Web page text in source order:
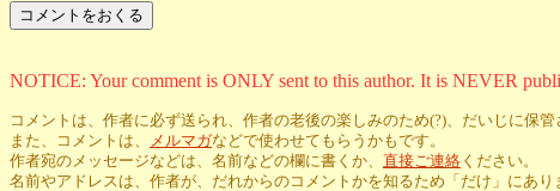
NOTICE: Your comment is ONLY sent to this author. It is NEVER
コメントは、作者に必ず送られ、作者の老後の楽しみのため(?)、だいじに保管
また、コメントは、
メルマガなどで使わせてもらうかもです。
作者宛のメッセージなどは、名前などの欄に書くか、 直接ご連絡 ください。
名前やアドレスは、作者が、だれからのコメントかを知るため「だけ」にあり